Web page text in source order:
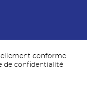
conforme
de confidentialité